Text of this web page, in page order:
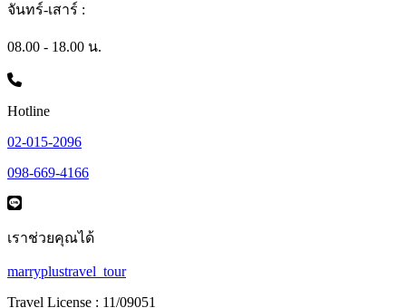
จันทร์-เสาร์ :
08.00 - 18.00 น.
Hotline
02-015-2096
098-669-4166
เราช่วยคุณได้
marryplustravel_tour
Travel License : 11/09051